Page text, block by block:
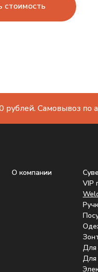
стоимость
Самовывоз по
VIP
Для
Для
О компании